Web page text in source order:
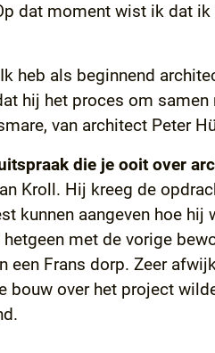
dat moment wist ik dat
heb als beginnend
hij het proces om
van architect Peter
die je ooit over
Kroll. Hij kreeg de
kunnen aangeven hoe
met de vorige
een Frans dorp. Zeer
bouw over het project